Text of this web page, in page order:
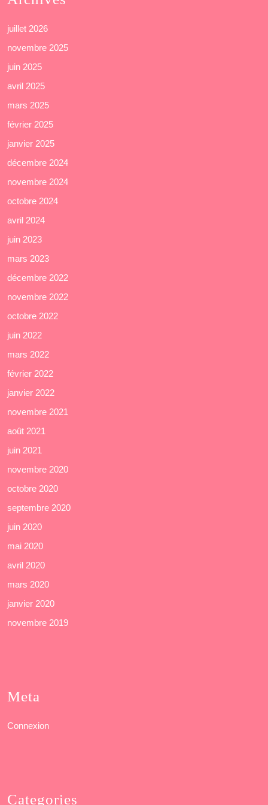
juillet 2026
novembre 2025
juin 2025
avril 2025
mars 2025
février 2025
janvier 2025
décembre 2024
novembre 2024
octobre 2024
avril 2024
juin 2023
mars 2023
décembre 2022
novembre 2022
octobre 2022
juin 2022
mars 2022
février 2022
janvier 2022
novembre 2021
août 2021
juin 2021
novembre 2020
octobre 2020
septembre 2020
juin 2020
mai 2020
avril 2020
mars 2020
janvier 2020
novembre 2019
Meta
Connexion
Categories